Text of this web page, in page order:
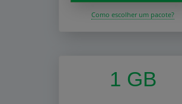
Como escolher um pacote?
1 GB